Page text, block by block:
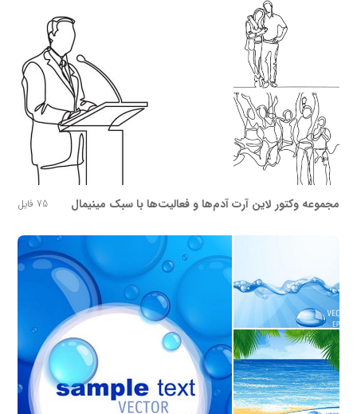
مجموعه وکتور لاین آرت آدم‌ها و فعالیت‌ها با سبک مینیمال 75 فایل